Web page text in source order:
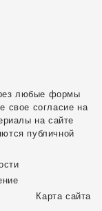
любые формы
свое согласие на
на сайте
публичной
Карта сайта